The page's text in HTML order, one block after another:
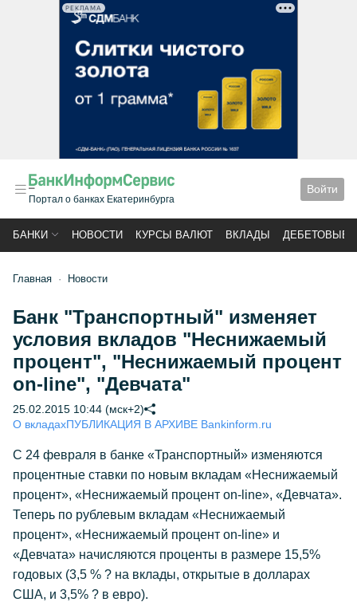
РЕКЛАМА
Портал о банках Екатеринбурга
Войти
БАНКИ НОВОСТИ КУРСЫ ВАЛЮТ ВКЛАДЫ ДЕБЕТОВЫЕ
Главная Новости
Банк "Транспортный" изменяет
условия вкладов "Неснижаемый
процент", "Неснижаемый процент
on-line", "Девчата"
25.02.2015 10:44 (мск+2)
О вкладахПУБЛИКАЦИЯ В АРХИВЕ Bankinform.ru
С 24 февраля в банке «Транспортный» изменяются
процентные ставки по новым вкладам «Неснижаемый
процент», «Неснижаемый процент on-line», «Девчата».
Теперь по рублевым вкладам «Неснижаемый
процент», «Неснижаемый процент on-line» и
«Девчата» начисляются проценты в размере 15,5%
годовых (3,5 % ? на вклады, открытые в долларах
США, и 3,5% ? в евро).